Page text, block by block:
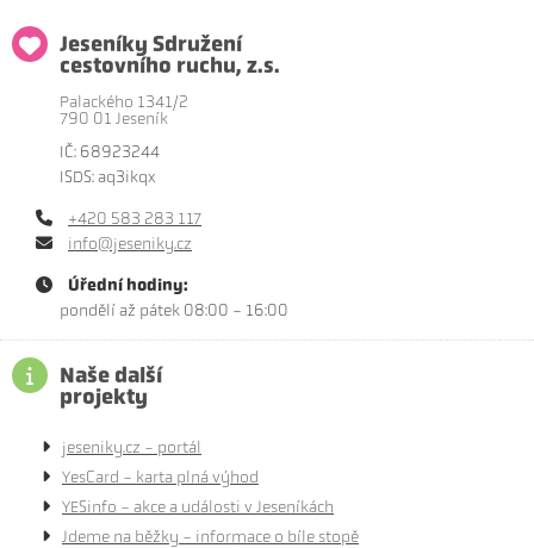
Jeseníky Sdružení
cestovního ruchu, z.s.
Palackého 1341/2
790 01 Jeseník
IČ: 68923244
ISDS: aq3ikqx
+420 583 283 117
info@jeseniky.cz
Úřední hodiny:
pondělí až pátek 08:00 - 16:00
Naše další
projekty
jeseniky.cz - portál
YesCard - karta plná výhod
YESinfo - akce a události v Jeseníkách
Jdeme na běžky - informace o bíle stopě